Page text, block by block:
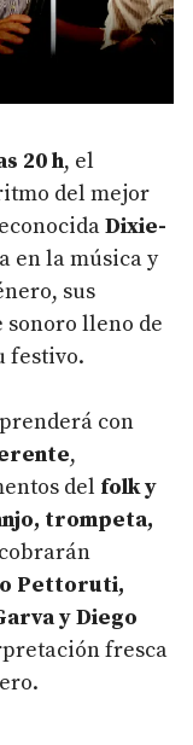
20 h, el
del mejor
Dixie-
en la música y
sus
lleno de
festivo.
con
,
del folk y
trompeta,
cobrarán
Pettoruti,
y Diego
fresca